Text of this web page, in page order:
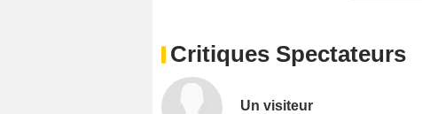
Critiques Spectateurs
Un visiteur